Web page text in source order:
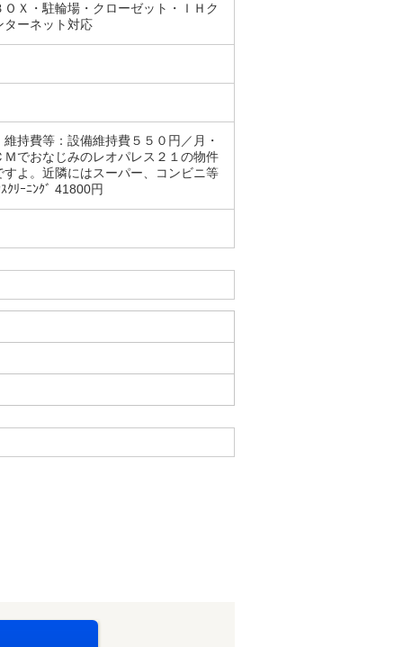
Ｘ・駐輪場・クローゼット・ＩＨク
ターネット対応
持費等：設備維持費５５０円／月・
でおなじみのレオパレス２１の物件
よ。近隣にはスーパー、コンビニ等
ﾘｰﾆﾝｸﾞ 41800円